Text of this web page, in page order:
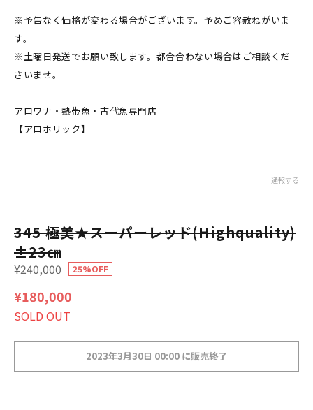
345 極美★スーパーレッド(Highquality)
±23㎝
¥240,000 25%OFF
¥180,000
SOLD OUT
2023年3月30日 00:00 に販売終了
※予告なく価格が変わる場合がございます。予めご容赦ねがいま
す。
※土曜日発送でお願い致します。都合合わない場合はご相談くだ
さいませ。
アロワナ・熱帯魚・古代魚専門店
【アロホリック】
通報する